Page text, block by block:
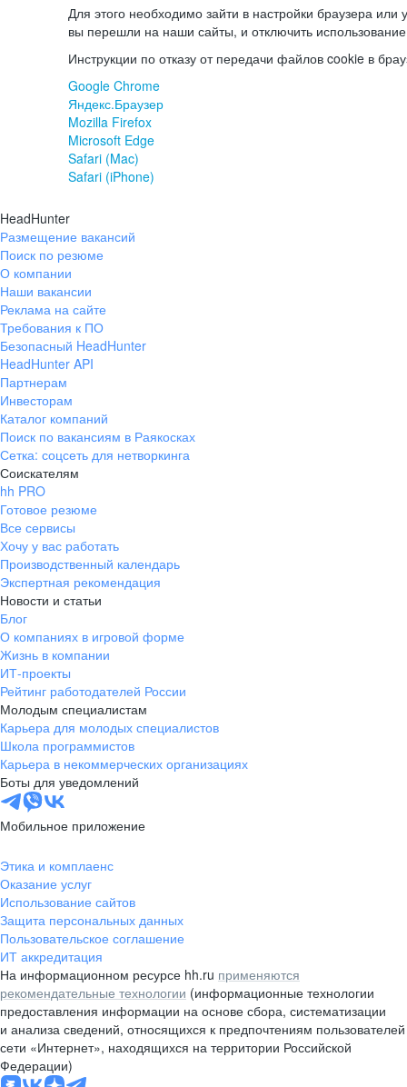
Для этого необходимо зайти в настройки браузера или
вы перешли на наши сайты, и отключить
Инструкции по отказу от передачи файлов cookie в
Google Chrome
Яндекс.Браузер
Mozilla Firefox
Microsoft Edge
Safari (Mac)
Safari (iPhone)
HeadHunter
Размещение вакансий
Поиск по резюме
О компании
Наши вакансии
Реклама на сайте
Требования к ПО
Безопасный HeadHunter
HeadHunter API
Партнерам
Инвесторам
Каталог компаний
Поиск по вакансиям в Раякосках
Сетка: соцсеть для нетворкинга
Соискателям
hh PRO
Готовое резюме
Все сервисы
Хочу у вас работать
Производственный календарь
Экспертная рекомендация
Новости и статьи
Блог
О компаниях в игровой форме
Жизнь в компании
ИТ-проекты
Рейтинг работодателей России
Молодым специалистам
Карьера для молодых специалистов
Школа программистов
Карьера в некоммерческих организациях
Боты для уведомлений
Мобильное приложение
Этика и комплаенс
Оказание услуг
Использование сайтов
Защита персональных данных
Пользовательское соглашение
ИТ аккредитация
На информационном ресурсе hh.ru применяются
рекомендательные технологии (информационные технологии
предоставления информации на основе сбора, систематизации
и анализа сведений, относящихся к предпочтениям пользователей
сети «Интернет», находящихся на территории Российской
Федерации)